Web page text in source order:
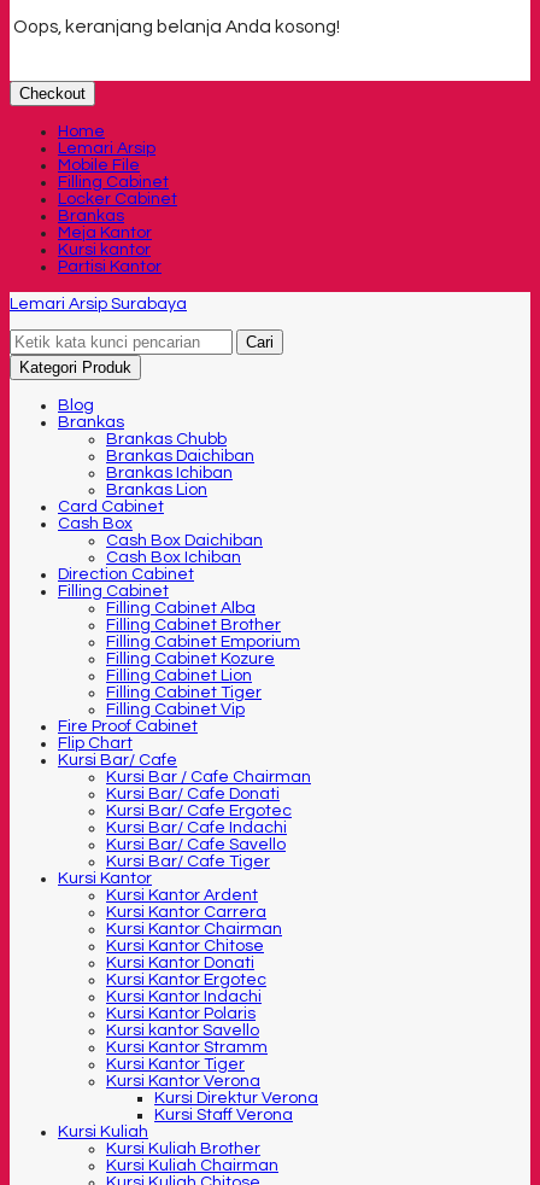
Oops, keranjang belanja Anda kosong!
Checkout
Home
Lemari Arsip
Mobile File
Filling Cabinet
Locker Cabinet
Brankas
Meja Kantor
Kursi kantor
Partisi Kantor
Lemari Arsip Surabaya
Cari
Kategori Produk
Blog
Brankas
Brankas Chubb
Brankas Daichiban
Brankas Ichiban
Brankas Lion
Card Cabinet
Cash Box
Cash Box Daichiban
Cash Box Ichiban
Direction Cabinet
Filling Cabinet
Filling Cabinet Alba
Filling Cabinet Brother
Filling Cabinet Emporium
Filling Cabinet Kozure
Filling Cabinet Lion
Filling Cabinet Tiger
Filling Cabinet Vip
Fire Proof Cabinet
Flip Chart
Kursi Bar/ Cafe
Kursi Bar / Cafe Chairman
Kursi Bar/ Cafe Donati
Kursi Bar/ Cafe Ergotec
Kursi Bar/ Cafe Indachi
Kursi Bar/ Cafe Savello
Kursi Bar/ Cafe Tiger
Kursi Kantor
Kursi Kantor Ardent
Kursi Kantor Carrera
Kursi Kantor Chairman
Kursi Kantor Chitose
Kursi Kantor Donati
Kursi Kantor Ergotec
Kursi Kantor Indachi
Kursi Kantor Polaris
Kursi kantor Savello
Kursi Kantor Stramm
Kursi Kantor Tiger
Kursi Kantor Verona
Kursi Direktur Verona
Kursi Staff Verona
Kursi Kuliah
Kursi Kuliah Brother
Kursi Kuliah Chairman